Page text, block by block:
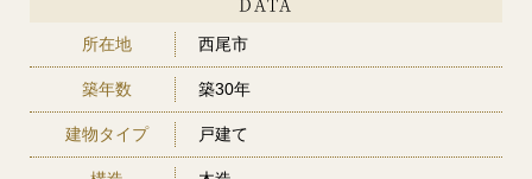
所在地 西尾市
築年数 築30年
建物タイプ 戸建て